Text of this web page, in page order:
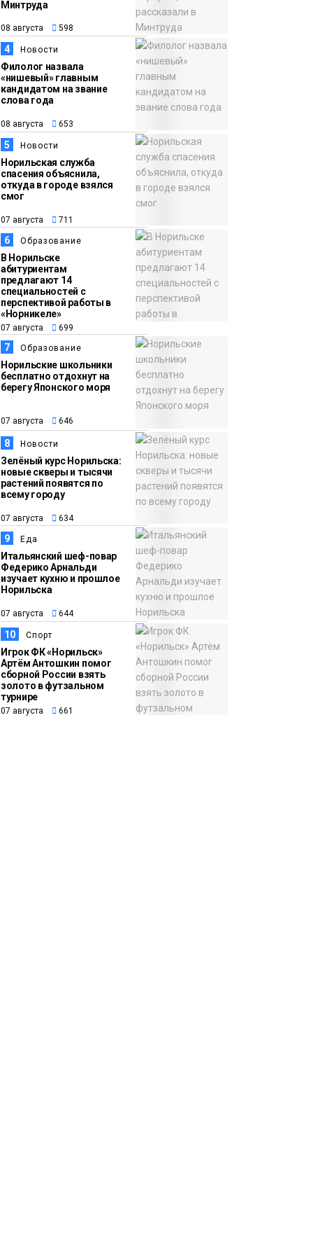
15:11
07 августа
Спорт
Игрок ФК «Норильск»
Артём Антошкин
помог сборной России
взять золото в
футзальном турнире
Минтруда
08 августа 598
4 Новости
Филолог назвала
«нишевый» главным
кандидатом на звание
слова года
08 августа 653
5 Новости
Норильская служба
спасения объяснила,
откуда в городе взялся
смог
07 августа 711
6 Образование
В Норильске
абитуриентам
предлагают 14
специальностей с
перспективой работы в
«Норникеле»
07 августа 699
7 Образование
Норильские школьники
бесплатно отдохнут на
берегу Японского моря
07 августа 646
8 Новости
Зелёный курс Норильска:
новые скверы и тысячи
растений появятся по
всему городу
07 августа 634
9 Еда
Итальянский шеф-повар
Федерико Арнальди
изучает кухню и прошлое
Норильска
07 августа 644
10 Спорт
Игрок ФК «Норильск»
Артём Антошкин помог
сборной России взять
золото в футзальном
турнире
07 августа 661